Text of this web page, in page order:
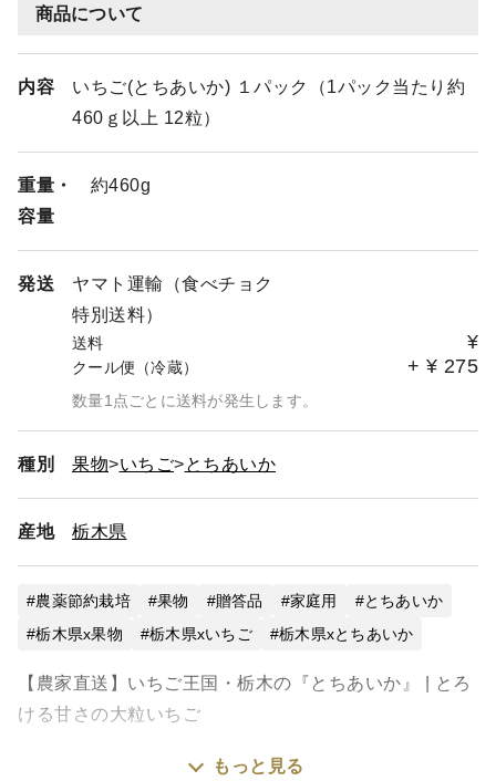
商品について
内容
いちご(とちあいか) １パック（1パック当たり約
460ｇ以上 12粒）
重量・
容量
約460g
発送
ヤマト運輸（食べチョク
特別送料）
送料 ¥
クール便（冷蔵） + ¥ 275
数量1点ごとに送料が発生します。
種別 果物 いちご とちあいか
産地 栃木県
農薬節約栽培 果物 贈答品 家庭用
とちあいか
栃木県x果物
栃木県xいちご 栃木県xとちあいか
【農家直送】いちご王国・栃木の『とちあいか』 | とろ
ける甘さの大粒いちご
●●●●●●●●●●●●●●●●●●●●●●●●●●●●●●●●●●●●●
もっと見る